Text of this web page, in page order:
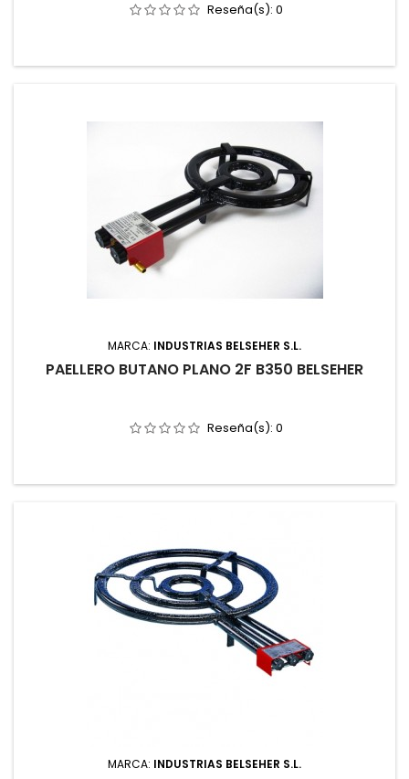
Reseña(s): 0
MARCA: INDUSTRIAS BELSEHER S.L.
PAELLERO BUTANO PLANO 2F B350 BELSEHER
Reseña(s): 0
MARCA: INDUSTRIAS BELSEHER S.L.